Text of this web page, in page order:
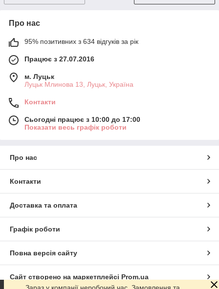
Про нас
95% позитивних з 634 відгуків за рік
Працює з 27.07.2016
м. Луцьк
Луцьк Млинова 13, Луцьк, Україна
Контакти
Сьогодні працює з 10:00 до 17:00
Показати весь графік роботи
Про нас
Контакти
Доставка та оплата
Графік роботи
Повна версія сайту
Сайт створено на маркетплейсі Prom.ua